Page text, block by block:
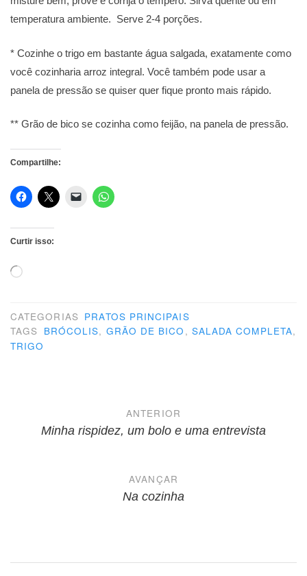
temperatura ambiente. Serve 2-4 porções.
* Cozinhe o trigo em bastante água salgada, exatamente como
você cozinharia arroz integral. Você também pode usar a
panela de pressão se quiser quer fique pronto mais rápido.
** Grão de bico se cozinha como feijão, na panela de pressão.
Compartilhe:
Curtir isso:
Carregando...
CATEGORIAS PRATOS PRINCIPAIS
TAGS BRÓCOLIS, GRÃO DE BICO , SALADA COMPLETA,
TRIGO
NavegaçãoANTERIOR
Minha rispidez, um bolo e uma entrevista
AVANÇAR
Na cozinha